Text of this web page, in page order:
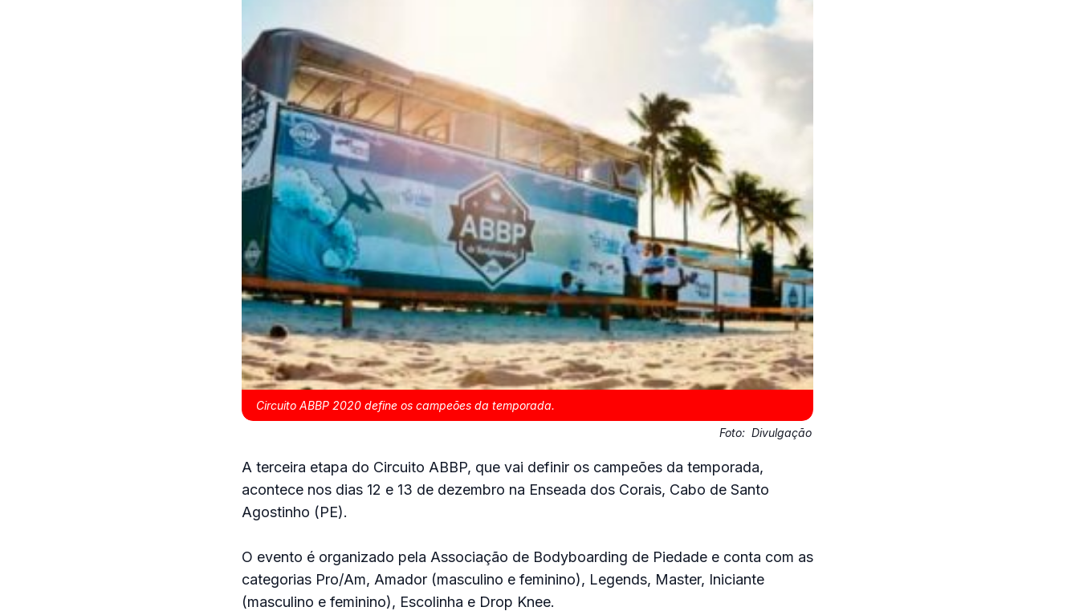
Circuito ABBP 2020 define os campeões da temporada.
Foto: Divulgação
A terceira etapa do Circuito ABBP, que vai definir os campeões da temporada,
acontece nos dias 12 e 13 de dezembro na Enseada dos Corais, Cabo de Santo
Agostinho (PE).
O evento é organizado pela Associação de Bodyboarding de Piedade e conta com as
categorias Pro/Am, Amador (masculino e feminino), Legends, Master, Iniciante
(masculino e feminino), Escolinha e Drop Knee.